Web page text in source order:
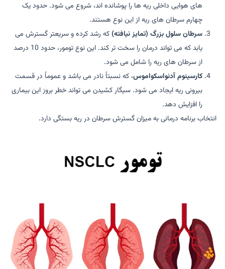
های هوایی داخلی ریه ها را پوشانده اند، شروع می شود. حدود یک
چهارم سرطان های ریه از این نوع هستند.
سرطان سلول بزرگ (تمایز نیافته) که رشد کرده و سریعتر گسترش می
یابد که می تواند درمان را سخت تر کند. این نوع تومور، حدود 10 درصد
از سرطان های ریه را شامل می شود.
کارسینوم آدنواسکواموس، که نسبتاً نادر می باشد و عموماً در قسمت
بیرونی ریه ایجاد می شود. سیگار کشیدن می تواند خطر بروز این بیماری
را افزایش دهد.
انتخاب برنامه درمانی به میزان گسترش سرطان در ریه بستگی دارد.